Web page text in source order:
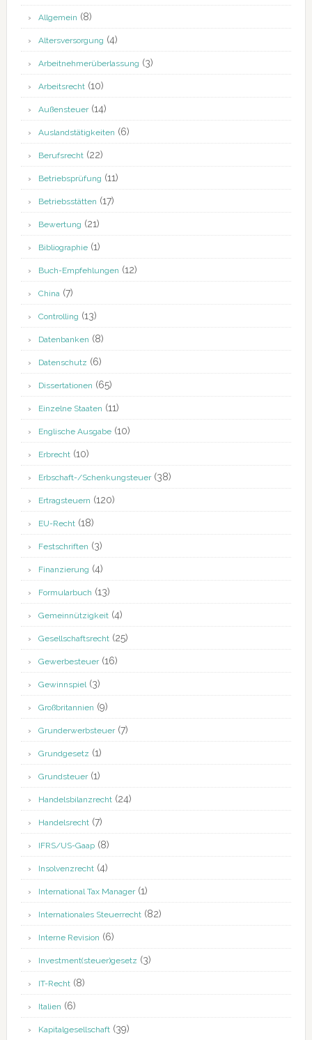
Allgemein (8)
Altersversorgung (4)
Arbeitnehmerüberlassung (3)
Arbeitsrecht(10)
Außensteuer(14)
Auslandstätigkeiten (6)
Berufsrecht(22)
Betriebsprüfung (11)
Betriebsstätten (17)
Bewertung (21)
Bibliographie(1)
Buch-Empfehlungen (12)
China (7)
Controlling (13)
Datenbanken (8)
Datenschutz (6)
Dissertationen (65)
Einzelne Staaten (11)
Englische Ausgabe(10)
Erbrecht(10)
Erbschaft-/Schenkungsteuer(38)
Ertragsteuern (120)
EU-Recht(18)
Festschriften (3)
Finanzierung (4)
Formularbuch (13)
Gemeinnützigkeit(4)
Gesellschaftsrecht(25)
Gewerbesteuer(16)
Gewinnspiel (3)
Großbritannien (9)
Grunderwerbsteuer(7)
Grundgesetz (1)
Grundsteuer(1)
Handelsbilanzrecht(24)
Handelsrecht(7)
IFRS/US-Gaap(8)
Insolvenzrecht(4)
International Tax Manager(1)
Internationales Steuerrecht(82)
Interne Revision (6)
Investment(steuer)gesetz (3)
IT-Recht(8)
Italien (6)
Kapitalgesellschaft(39)